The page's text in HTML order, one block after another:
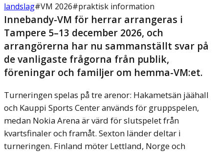
landslag#VM 2026#praktisk information
Innebandy-VM för herrar arrangeras i
Tampere 5–13 december 2026, och
arrangörerna har nu sammanställt svar på
de vanligaste frågorna från publik,
föreningar och familjer om hemma-VM:et.
Turneringen spelas på tre arenor: Hakametsän jäähall
och Kauppi Sports Center används för gruppspelen,
medan Nokia Arena är värd för slutspelet från
kvartsfinaler och framåt. Sexton länder deltar i
turneringen. Finland möter Lettland, Norge och